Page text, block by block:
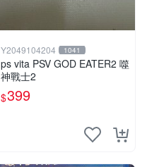
Y2049104204 1041
ps vita PSV GOD EATER2 噬
神戰士2
$399